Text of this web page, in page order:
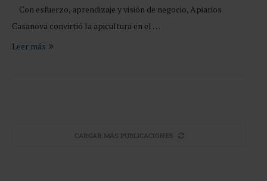
Con esfuerzo, aprendizaje y visión de negocio, Apiarios
Casanova convirtió la apicultura en el …
Leer más
CARGAR MÁS PUBLICACIONES